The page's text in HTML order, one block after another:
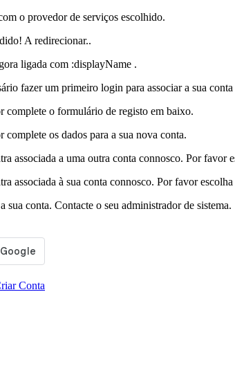
o provedor de serviços escolhido.
A redirecionar..
ligada com :displayName .
fazer um primeiro login para associar a sua conta
complete o formulário de registo em baixo.
complete os dados para a sua nova conta.
associada a uma outra conta connosco. Por
associada à sua conta connosco. Por favor
sua conta. Contacte o seu administrador de sistema.
Conta